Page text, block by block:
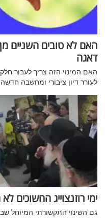
האם לא טובים השניים
דאגה
האם המינוי הזה צריך לעבור
לעורר דיון ציבורי ומחשבה
ימי רוזנצוייג החשוכים
גם השינוי התקשורתי המיוחל